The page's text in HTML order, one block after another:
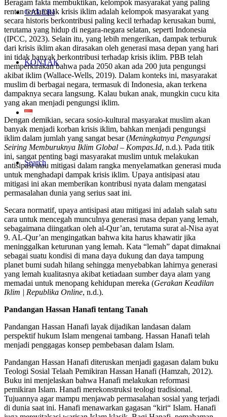
GALERI
KONTAK
Search
Beragam fakta membuktikan, kelompok masyarakat yang paling
rentan terdampak krisis iklim adalah kelompok masyarakat yang
secara historis berkontribusi paling kecil terhadap kerusakan bumi,
terutama yang hidup di negara-negara selatan, seperti Indonesia
(IPCC, 2023). Selain itu, yang lebih mengerikan, dampak terburuk
dari krisis iklim akan dirasakan oleh generasi masa depan yang hari
ini tidak banyak berkontribusi terhadap krisis iklim. PBB telah
memperkirakan bahwa pada 2050 akan ada 200 juta pengungsi
akibat iklim (Wallace-Wells, 2019). Dalam konteks ini, masyarakat
muslim di berbagai negara, termasuk di Indonesia, akan terkena
dampaknya secara langsung. Kalau bukan anak, mungkin cucu kita
yang akan menjadi pengungsi iklim.
Dengan demikian, secara sosio-kultural masyarakat muslim akan
banyak menjadi korban krisis iklim, bahkan menjadi pengungsi
iklim dalam jumlah yang sangat besar (Meningkatnya Pengungsi
Seiring Memburuknya Iklim Global – Kompas.Id, n.d.). Pada titik
ini, sangat penting bagi masyarakat muslim untuk melakukan
antisipasi atau mitigasi dalam rangka menyelamatkan generasi muda
untuk menghadapi dampak krisis iklim. Upaya antisipasi atau
mitigasi ini akan memberikan kontribusi nyata dalam mengatasi
permasalahan dunia yang serius saat ini.
Secara normatif, upaya antisipasi atau mitigasi ini adalah salah satu
cara untuk mencegah munculnya generasi masa depan yang lemah,
sebagaimana diingatkan oleh al-Qur’an, terutama surat al-Nisa ayat
9. AL-Qur’an mengingatkan bahwa kita harus khawatir jika
meninggalkan keturunan yang lemah. Kata “lemah” dapat dimaknai
sebagai suatu kondisi di mana daya dukung dan daya tampung
planet bumi sudah hilang sehingga menyebabkan lahirnya generasi
yang lemah kualitasnya akibat ketiadaan sumber daya alam yang
memadai untuk menopang kehidupan mereka (Gerakan Keadilan
Iklim | Republika Online, n.d.).
Pandangan Hassan Hanafi tentang Tanah
Pandangan Hassan Hanafi layak dijadikan landasan dalam
perspektif hukum Islam mengenai tambang. Hassan Hanafi telah
menjadi penggagas konsep pembebasan dalam Islam.
Pandangan Hassan Hanafi diteruskan menjadi gagasan dalam buku
Teologi Sosial Telaah Pemikiran Hassan Hanafi (Hamzah, 2012).
Buku ini menjelaskan bahwa Hanafi melakukan reformasi
pemikiran Islam. Hanafi merekonstruksi teologi tradisional.
Tujuannya agar mampu menjawab permasalahan sosial yang terjadi
di dunia saat ini. Hanafi menawarkan gagasan “kiri“ Islam. Hanafi